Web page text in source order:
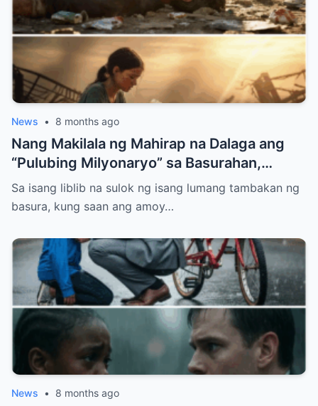
News • 8 months ago
Nang Makilala ng Mahirap na Dalaga ang
“Pulubing Milyonaryo” sa Basurahan,
Nabunyag ang Lihim na Nagpabago sa
Kapalaran Nila
Sa isang liblib na sulok ng isang lumang tambakan ng
basura, kung saan ang amoy…
News • 8 months ago